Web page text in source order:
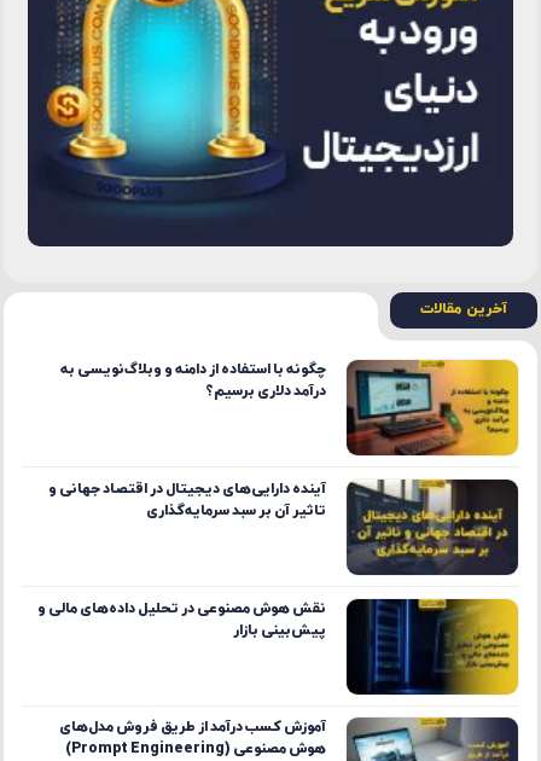
آخرین مقالات
چگونه با استفاده از دامنه و وبلاگ‌نویسی به
درآمد دلاری برسیم؟
آینده دارایی‌های دیجیتال در اقتصاد جهانی و
تاثیر آن بر سبد سرمایه‌گذاری
نقش هوش مصنوعی در تحلیل داده‌های مالی و
پیش‌بینی بازار
آموزش کسب درآمد از طریق فروش مدل‌های
هوش مصنوعی (Prompt Engineering)